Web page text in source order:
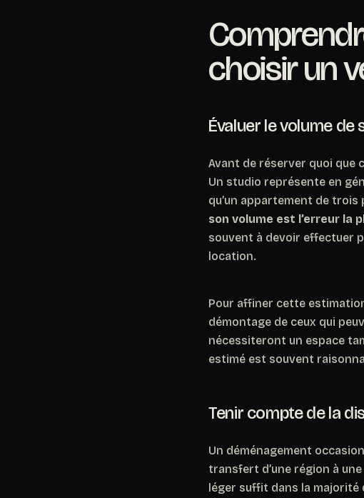
choisir un
Évaluer le volume
Avant de réserver quoi que
Un studio représente en
qu’un appartement de
son volume est l’erreur la
souvent à devoir effectuer
location.
Pour affiner cette
démontage de ceux qui
nécessiteront un espace
estimé est souvent
Tenir compte de la
Un déménagement
transfert d’une région à
léger suffit dans la majorité